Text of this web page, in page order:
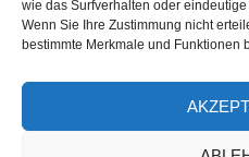
wie das Surfverhalten oder
Wenn Sie Ihre Zustimmung nicht
bestimmte Merkmale und Funktionen